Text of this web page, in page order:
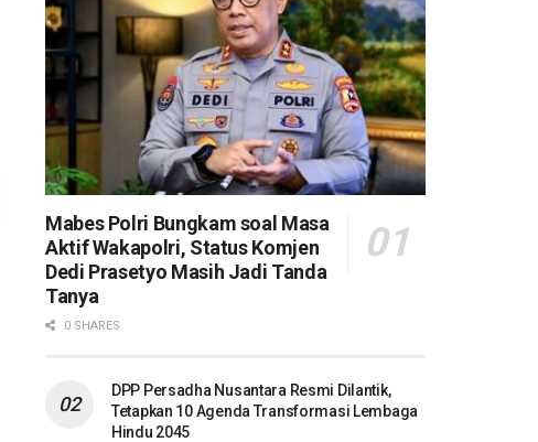
Mabes Polri Bungkam soal Masa
Aktif Wakapolri, Status Komjen
Dedi Prasetyo Masih Jadi Tanda
Tanya
0 SHARES
DPP Persadha Nusantara Resmi Dilantik,
Tetapkan 10 Agenda Transformasi Lembaga
Hindu 2045